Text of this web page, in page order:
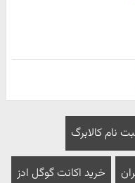
نام کالابرگ
خرید اکانت گوگل ادز